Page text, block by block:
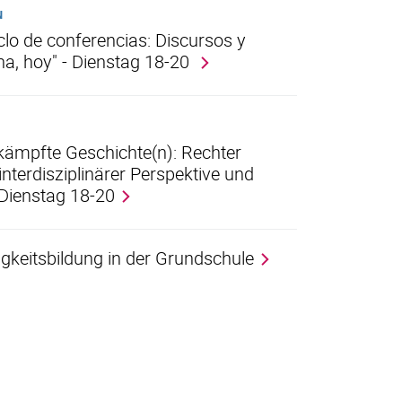
de conferencias: Discursos y
hoy" - Dienstag 18-20
Geschichte(n): Rechter
Perspektive und
18-20
in der Grundschule
Link, öffnet neues Fenster)
(externer Link, öffnet neues Fenster)